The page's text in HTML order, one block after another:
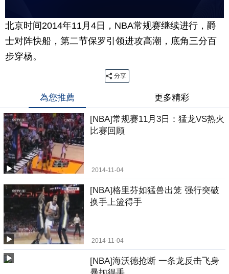
北京时间2014年11月4日，NBA常规赛继续进行，爵
士对阵快船，第二节保罗引领进攻高潮，底角三分百
步穿杨。
分享
為您推薦 更多精彩
[NBA]常规赛11月3日：猛龙VS热火
比赛回顾
2014-11-04
[NBA]格里芬如猛兽出笼 强行突破
换手上篮得手
2014-11-04
[NBA]海沃德抢断 一条龙反击飞身